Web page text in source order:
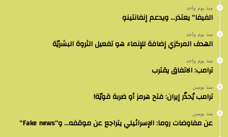
منذ يوم واحد
الفيفا” يعتذر… ويدعم إنفانتينو
منذ يوم واحد
الهدف المركزي إضافة للإنماء هو تفعيل الثروة البشريّة
منذ يوم واحد
ترامب: الاتفاق يقترب
منذ يومين
ترامب يُحذّر إيران: فتح هرمز أو ضربة قويّة!
منذ يومين
عن مفاوضات روما: الإسرائيلي يتراجع عن موقفه… و”Fake news”